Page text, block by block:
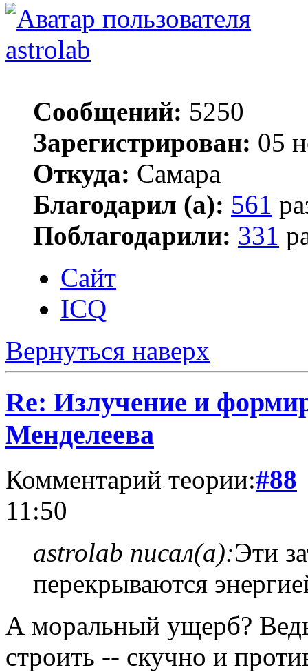
astrolab
Сообщений: 5250
Зарегистрирован: 05
Откуда: Самара
Благодарил (а): 561
Поблагодарили: 331
Сайт
ICQ
Вернуться наверх
Re: Излучение и
Менделеева
Комментарий теории:#88
11:50
astrolab писал(а):Эти
перекрываются
А моральный ущерб?
строить -- скучно и